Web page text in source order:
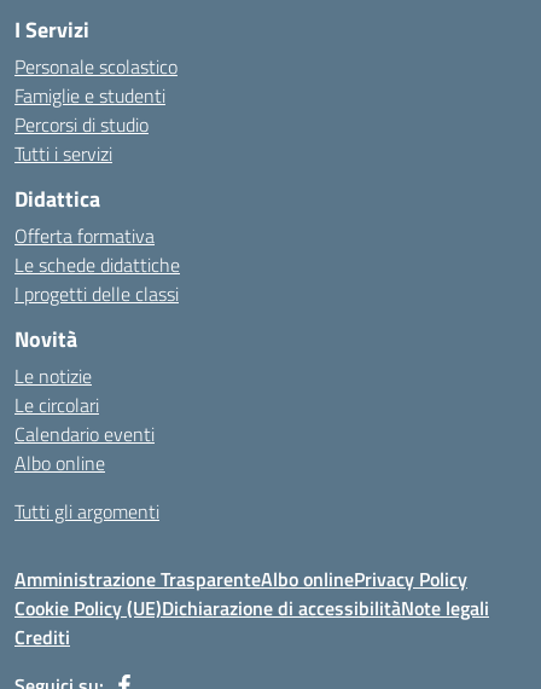
I Servizi
Personale scolastico
Famiglie e studenti
Percorsi di studio
Tutti i servizi
Didattica
Offerta formativa
Le schede didattiche
I progetti delle classi
Novità
Le notizie
Le circolari
Calendario eventi
Albo online
Tutti gli argomenti
Amministrazione TrasparenteAlbo onlinePrivacy Policy
Cookie Policy (UE)Dichiarazione di accessibilitàNote legali
Crediti